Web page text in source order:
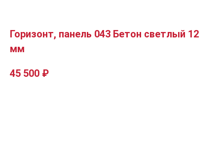
Горизонт, панель 043 Бетон светлый 12
мм
45 500 ₽